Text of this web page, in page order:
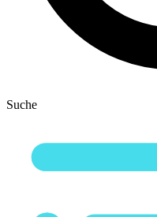
Suche